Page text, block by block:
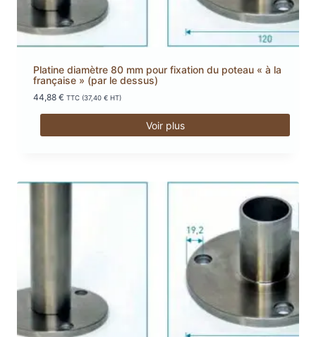
Platine diamètre 80 mm pour fixation du poteau « à la
française » (par le dessus)
44,88 € TTC (37,40 € HT)
Voir plus